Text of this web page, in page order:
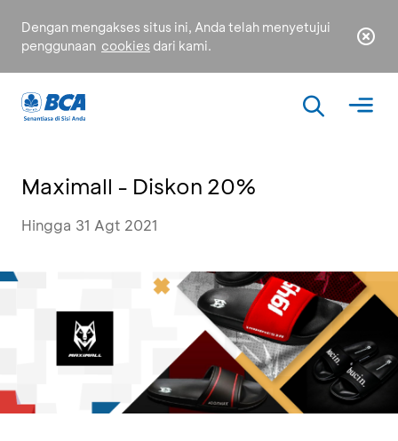
Dengan mengakses situs ini, Anda telah menyetujui
penggunaan cookies dari kami.
Maximall - Diskon 20%
Hingga 31 Agt 2021